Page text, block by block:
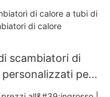
scambiatori di
per